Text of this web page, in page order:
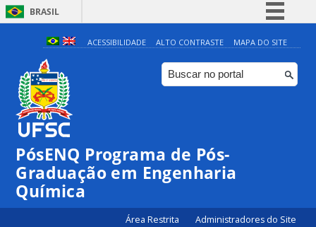
BRASIL
Simplifique!
Comunica BR
Participe
Canais
ACESSIBILIDADE ALTO CONTRASTE MAPA DO SITE
PósENQ Programa de Pós-
Graduação em Engenharia
Química
Área Restrita Administradores do Site